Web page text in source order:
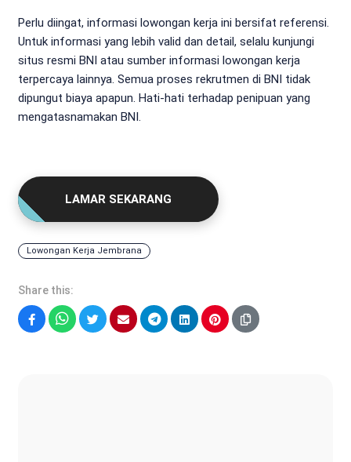
Perlu diingat, informasi lowongan kerja ini bersifat referensi.
Untuk informasi yang lebih valid dan detail, selalu kunjungi
situs resmi BNI atau sumber informasi lowongan kerja
terpercaya lainnya. Semua proses rekrutmen di BNI tidak
dipungut biaya apapun. Hati-hati terhadap penipuan yang
mengatasnamakan BNI.
LAMAR SEKARANG
Lowongan Kerja Jembrana
Share this: